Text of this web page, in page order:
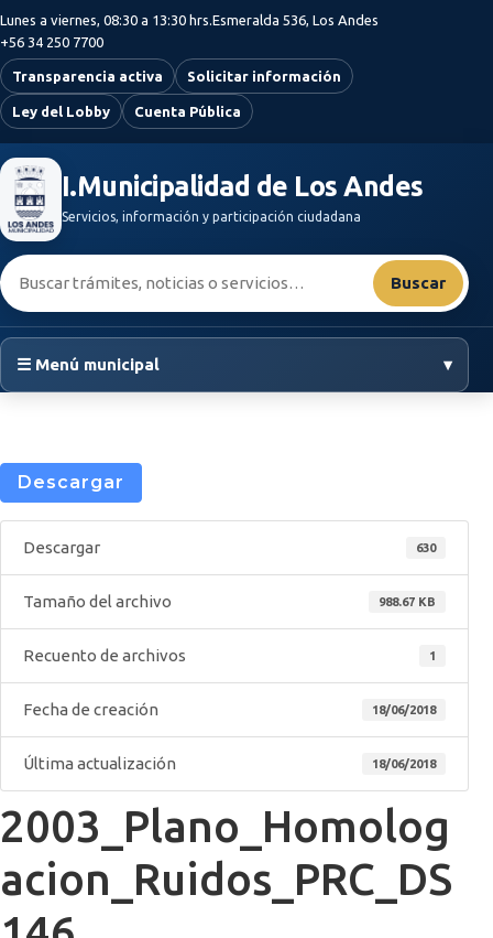
Saltar al contenido principal
Lunes a viernes, 08:30 a 13:30 hrs.Esmeralda 536, Los Andes
+56 34 250 7700
Transparencia activa Solicitar información
Ley del Lobby Cuenta Pública
I.Municipalidad de Los Andes
Servicios, información y participación ciudadana
Buscar:
Buscar
☰ Menú municipal ▾
Descargar
Descargar 630
Tamaño del archivo 988.67 KB
Recuento de archivos 1
Fecha de creación 18/06/2018
Última actualización 18/06/2018
2003_Plano_Homolog
acion_Ruidos_PRC_DS